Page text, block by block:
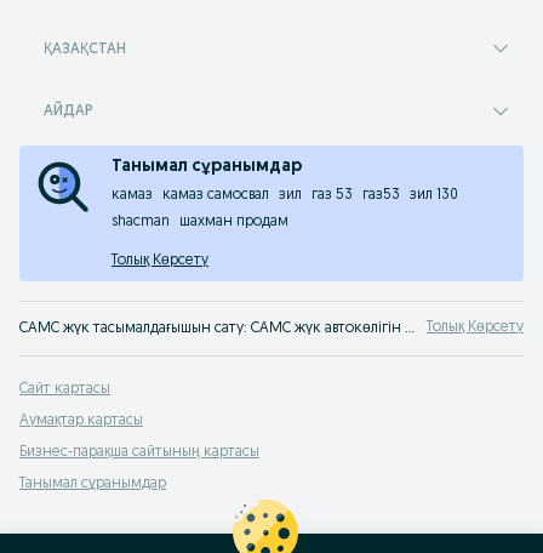
ҚАЗАҚСТАН
АЙДАР
Танымал сұранымдар
камаз камаз самосвал зил газ 53 газ53
зил 130
shacman
шахман продам
Толық Көрсету
CAMC жүк тасымалдағышын сату: CAMC жүк автокөлігін OLX.kz хабарландырулар сервисінде сатып алу. Ең жақсы жүк автокөліктерін OLX Қазақстаннан сатып ал Толық Көрсету
Сайт картасы
Аумақтар картасы
Бизнес-парақша сайтының картасы
Танымал сұранымдар